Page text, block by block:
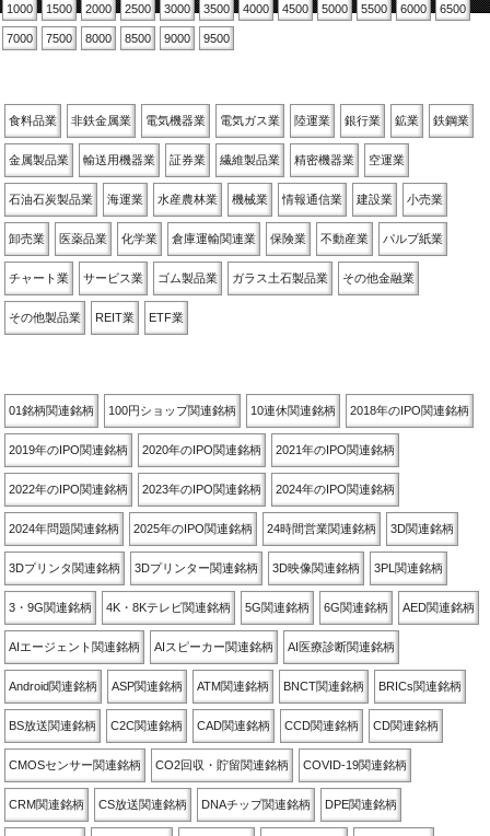
1000 1500 2000 2500 3000 3500 4000 4500 5000 5500 6000 6500
7000 7500 8000 8500 9000 9500
食料品業 非鉄金属業 電気機器業 電気ガス業 陸運業 銀行業 鉱業 鉄鋼業
金属製品業 輸送用機器業 証券業 繊維製品業 精密機器業 空運業
石油石炭製品業 海運業 水産農林業 機械業 情報通信業 建設業 小売業
卸売業 医薬品業 化学業 倉庫運輸関連業 保険業 不動産業 パルプ紙業
チャート業 サービス業 ゴム製品業 ガラス土石製品業 その他金融業
その他製品業 REIT業 ETF業
01銘柄関連銘柄 100円ショップ関連銘柄 10連休関連銘柄 2018年のIPO関連銘柄
2019年のIPO関連銘柄 2020年のIPO関連銘柄 2021年のIPO関連銘柄
2022年のIPO関連銘柄 2023年のIPO関連銘柄 2024年のIPO関連銘柄
2024年問題関連銘柄 2025年のIPO関連銘柄 24時間営業関連銘柄 3D関連銘柄
3Dプリンタ関連銘柄 3Dプリンター関連銘柄 3D映像関連銘柄 3PL関連銘柄
3・9G関連銘柄 4K・8Kテレビ関連銘柄 5G関連銘柄 6G関連銘柄 AED関連銘柄
AIエージェント関連銘柄 AIスピーカー関連銘柄 AI医療診断関連銘柄
Android関連銘柄 ASP関連銘柄 ATM関連銘柄 BNCT関連銘柄 BRICs関連銘柄
BS放送関連銘柄 C2C関連銘柄 CAD関連銘柄 CCD関連銘柄 CD関連銘柄
CMOSセンサー関連銘柄 CO2回収・貯留関連銘柄 COVID-19関連銘柄
CRM関連銘柄 CS放送関連銘柄 DNAチップ関連銘柄 DPE関連銘柄